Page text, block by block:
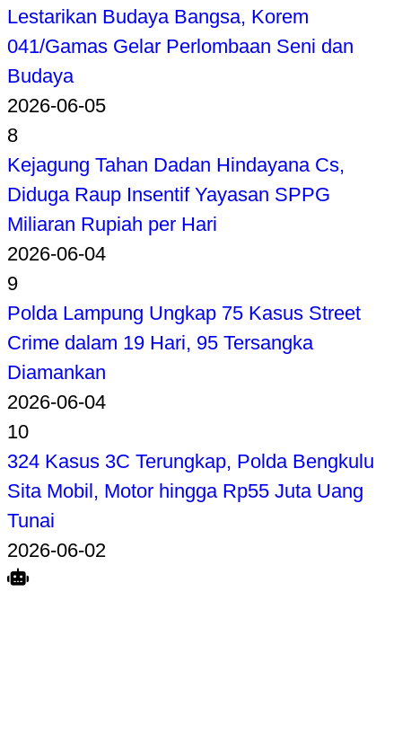
Lestarikan Budaya Bangsa, Korem
041/Gamas Gelar Perlombaan Seni dan
Budaya
2026-06-05
8
Kejagung Tahan Dadan Hindayana Cs,
Diduga Raup Insentif Yayasan SPPG
Miliaran Rupiah per Hari
2026-06-04
9
Polda Lampung Ungkap 75 Kasus Street
Crime dalam 19 Hari, 95 Tersangka
Diamankan
2026-06-04
10
324 Kasus 3C Terungkap, Polda Bengkulu
Sita Mobil, Motor hingga Rp55 Juta Uang
Tunai
2026-06-02